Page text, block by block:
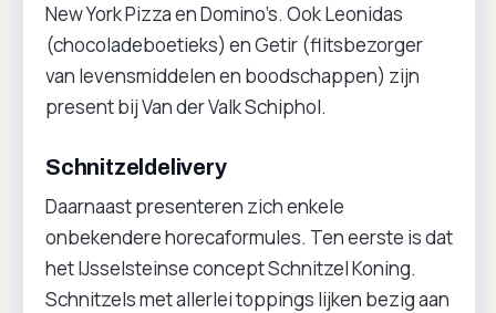
New York Pizza en Domino’s. Ook Leonidas
(chocoladeboetieks) en Getir (flitsbezorger
van levensmiddelen en boodschappen) zijn
present bij Van der Valk Schiphol.
Schnitzeldelivery
Daarnaast presenteren zich enkele
onbekendere horecaformules. Ten eerste is dat
het IJsselsteinse concept Schnitzel Koning.
Schnitzels met allerlei toppings lijken bezig aan